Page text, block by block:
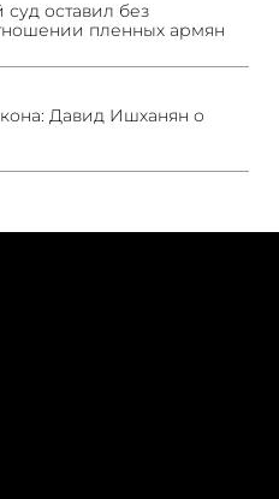
оставил без
пленных армян
Давид Ишханян о